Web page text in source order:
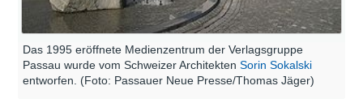
Das 1995 eröffnete Medienzentrum der Verlagsgruppe
Passau wurde vom Schweizer Architekten Sorin Sokalski
entworfen. (Foto: Passauer Neue Presse/Thomas Jäger)